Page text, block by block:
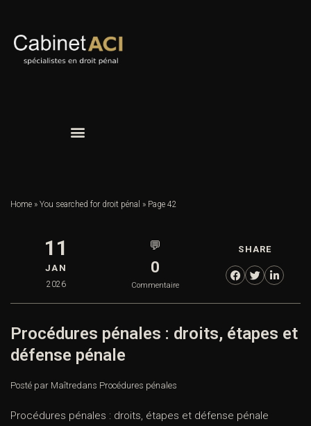
Home » You searched for droit pénal » Page 42
11
JAN
2026
💬
0
Commentaire
SHARE
Procédures pénales : droits, étapes et
défense pénale
Posté par Maîtredans Procédures pénales
Procédures pénales : droits, étapes et défense pénale